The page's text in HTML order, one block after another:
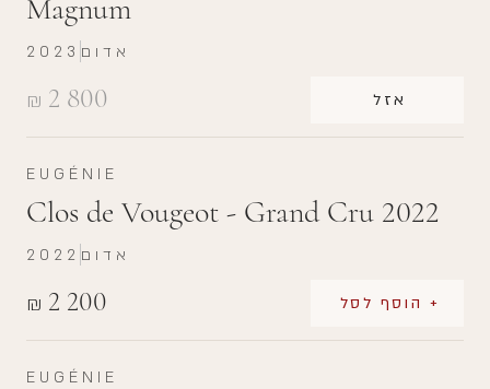
Magnum
₪ 2 800 אזל
2023 אדום
EUGÉNIE
Clos de Vougeot - Grand Cru 2022
₪ 2 200 + הוסף לסל
2022 אדום
EUGÉNIE